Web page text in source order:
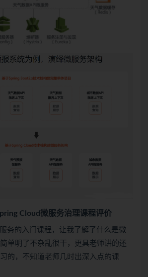
Cloud微服务治理课程评价
务的入门课程，让我了解了什么是微
单明了不杂乱很干，更具老师讲的还
的，不知道老师几时出深入点的课